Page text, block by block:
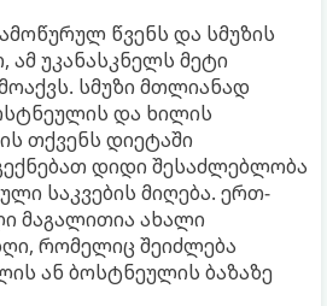
წვენს და სმუზის
ამ უკანასკნელს მეტი
სმუზი მთლიანად
და ხილის
თქვენს დიეტაში
დიდი შესაძლებლობა
საკვების მიღება. ერთ-
მაგალითია ახალი
რომელიც შეიძლება
ან ბოსტნეულის ბაზაზე